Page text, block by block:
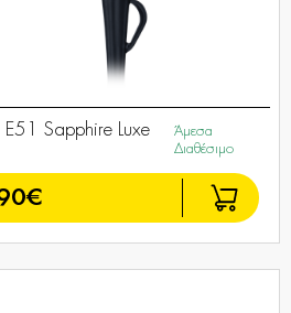
Sapphire Luxe
Άμεσα
Διαθέσιμο